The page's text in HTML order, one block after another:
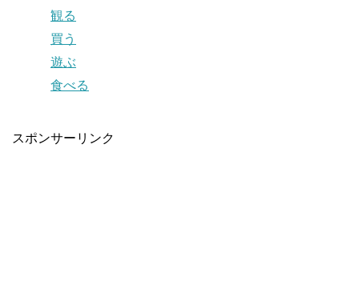
観る
買う
遊ぶ
食べる
スポンサーリンク